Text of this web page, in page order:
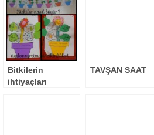
Bitkilerin
ihtiyaçları
TAVŞAN SAAT